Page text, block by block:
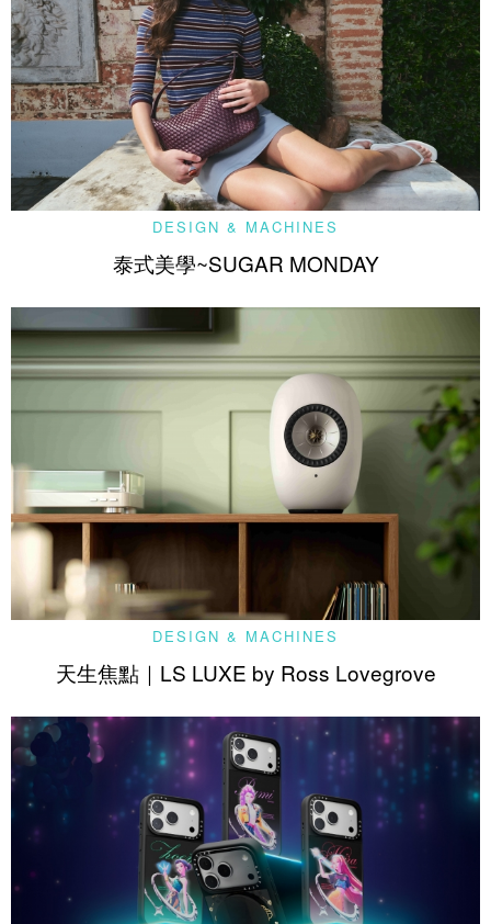
DESIGN & MACHINES
泰式美學~SUGAR MONDAY
DESIGN & MACHINES
天生焦點｜LS LUXE by Ross Lovegrove